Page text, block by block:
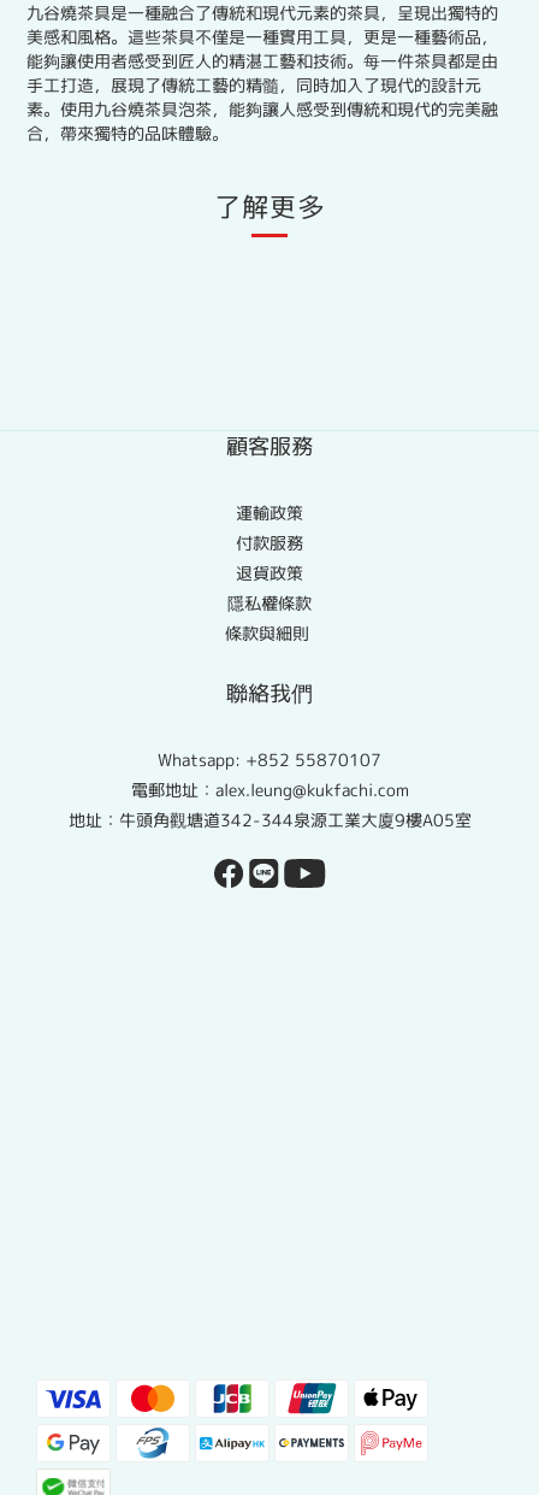
九谷燒茶具是一種融合了傳統和現代元素的茶具，呈現出獨特的
美感和風格。這些茶具不僅是一種實用工具，更是一種藝術品，
能夠讓使用者感受到匠人的精湛工藝和技術。每一件茶具都是由
手工打造，展現了傳統工藝的精髓，同時加入了現代的設計元
素。使用九谷燒茶具泡茶，能夠讓人感受到傳統和現代的完美融
合，帶來獨特的品味體驗。
了解更多
顧客服務
運輸政策
付款服務
退貨政策
隱私權條款
條款與細則
聯絡我們
Whatsapp: +852 55870107
電郵地址：alex.leung@kukfachi.com
地址：牛頭角觀塘道342-344泉源工業大廈9樓A05室